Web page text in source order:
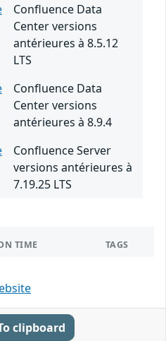
Confluence Data
Center versions
antérieures à 8.5.12
LTS
Confluence Data
Center versions
antérieures à 8.9.4
Confluence Server
versions antérieures à
7.19.25 LTS
TIME TAGS
clipboard